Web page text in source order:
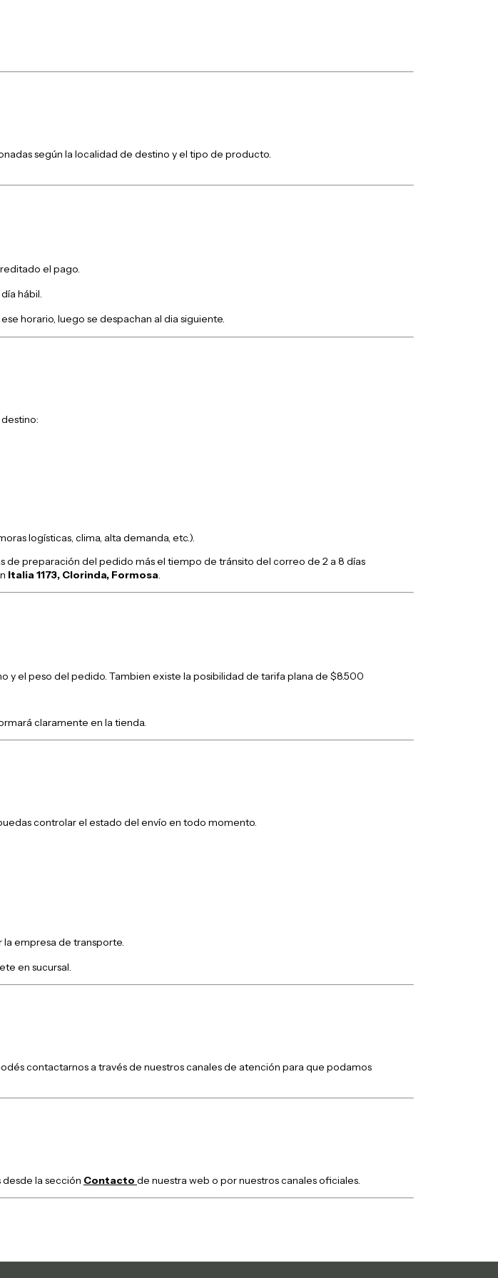
según la localidad de destino y el tipo de producto.
el pago.
hábil.
horario, luego se despachan al dia siguiente.
logísticas, clima, alta demanda, etc.).
de preparación del pedido más el tiempo de tránsito del correo de 2 a 8 días
Italia 1173, Clorinda, Formosa.
y el peso del pedido. Tambien existe la posibilidad de tarifa plana de $8.500
claramente en la tienda.
controlar el estado del envío en todo momento.
empresa de transporte.
en sucursal.
contactarnos a través de nuestros canales de atención para que podamos
la sección Contacto de nuestra web o por nuestros canales oficiales.